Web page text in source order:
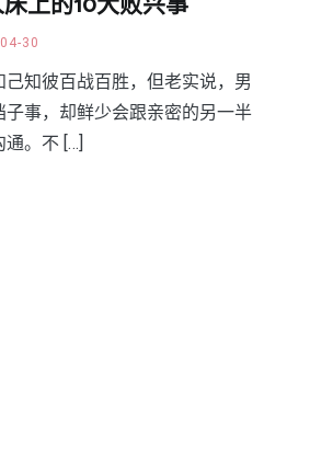
30
知彼百战百胜，但老实说，男
子事，却鲜少会跟亲密的另一半
。不 […]